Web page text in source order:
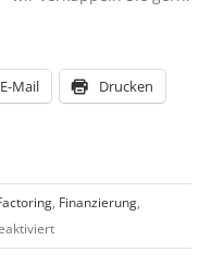
E-Mail Drucken
, Finanzierung,
für
Alle